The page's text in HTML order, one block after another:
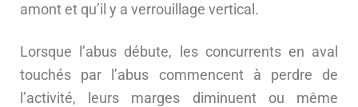
amont et qu’il y a verrouillage vertical.
Lorsque l’abus débute, les concurrents en aval
touchés par l’abus commencent à perdre de
l’activité, leurs marges diminuent ou même